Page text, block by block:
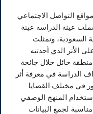
التواصل الاجتماعي
عينة الدراسة عينة
السعودية، وتمثلت
الأثر الذي أحدثته
حائل خلال جائحة
الدراسة في معرفة أثر
في مختلف القضايا
المنهج الوصفي
لجمع البيانات